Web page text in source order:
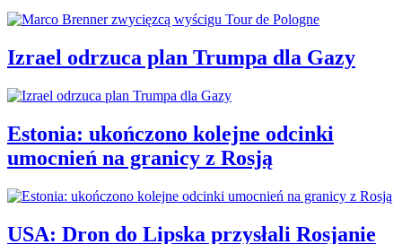
Izrael odrzuca plan Trumpa dla Gazy
Estonia: ukończono kolejne odcinki
umocnień na granicy z Rosją
USA: Dron do Lipska przysłali Rosjanie